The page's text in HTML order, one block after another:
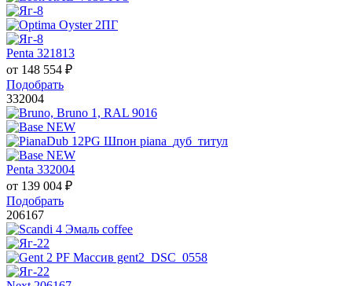
Penta 321813
от 148 554 ₽
Подобрать
332004
Penta 332004
от 139 004 ₽
Подобрать
206167